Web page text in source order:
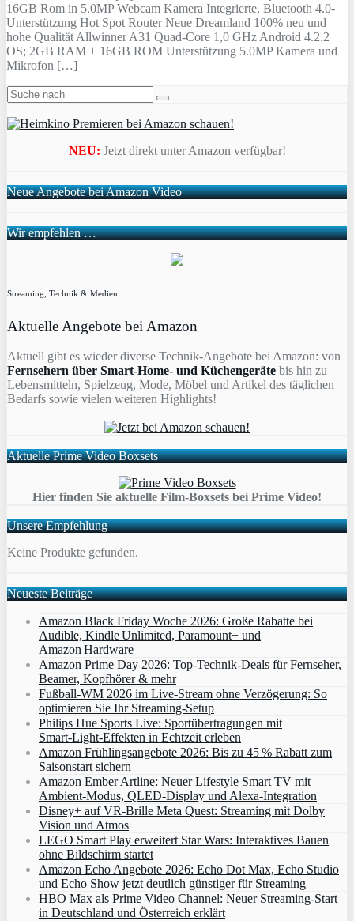
16GB Rom in 5.0MP Webcam Kamera Integrierte, Bluetooth 4.0-
Unterstützung Hot Spot Router Neue Dreamland 100% neu und
hohe Qualität Allwinner A31 Quad-Core 1,0 GHz Android 4.2.2
OS; 2GB RAM + 16GB ROM Unterstützung 5.0MP Kamera und
Mikrofon […]
NEU: Jetzt direkt unter Amazon verfügbar!
Neue Angebote bei Amazon Video
Wir empfehlen …
Streaming, Technik & Medien
Aktuelle Angebote bei Amazon
Aktuell gibt es wieder diverse Technik-Angebote bei Amazon: von
Fernsehern über Smart-Home- und Küchengeräte bis hin zu
Lebensmitteln, Spielzeug, Mode, Möbel und Artikel des täglichen
Bedarfs sowie vielen weiteren Highlights!
Aktuelle Prime Video Boxsets
Hier finden Sie aktuelle Film-Boxsets bei Prime Video!
Unsere Empfehlung
Keine Produkte gefunden.
Neueste Beiträge
Amazon Black Friday Woche 2026: Große Rabatte bei
Audible, Kindle Unlimited, Paramount+ und
Amazon Hardware
Amazon Prime Day 2026: Top-Technik-Deals für Fernseher,
Beamer, Kopfhörer & mehr
Fußball-WM 2026 im Live-Stream ohne Verzögerung: So
optimieren Sie Ihr Streaming-Setup
Philips Hue Sports Live: Sportübertragungen mit
Smart‑Light‑Effekten in Echtzeit erleben
Amazon Frühlingsangebote 2026: Bis zu 45 % Rabatt zum
Saisonstart sichern
Amazon Ember Artline: Neuer Lifestyle Smart TV mit
Ambient‑Modus, QLED‑Display und Alexa‑Integration
Disney+ auf VR-Brille Meta Quest: Streaming mit Dolby
Vision und Atmos
LEGO Smart Play erweitert Star Wars: Interaktives Bauen
ohne Bildschirm startet
Amazon Echo Angebote 2026: Echo Dot Max, Echo Studio
und Echo Show jetzt deutlich günstiger für Streaming
HBO Max als Prime Video Channel: Neuer Streaming‑Start
in Deutschland und Österreich erklärt